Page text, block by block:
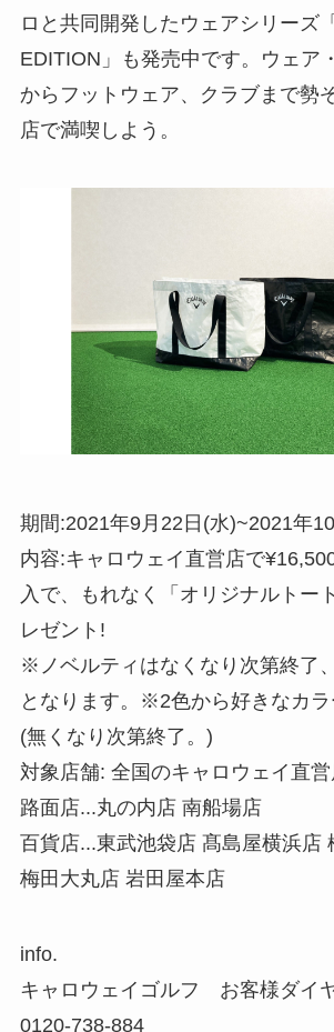
ロと共同開発したウェアシリーズ
EDITION」も発売中です。ウェア
からフットウェア、クラブまで勢
店で満喫しよう。
期間:2021年9月22日(水)~2021年
内容:キャロウェイ直営店で
入で、もれなく「オリジナルトー
レゼント!
※ノベルティはなくなり次第終了
となります。※2色から好きなカラ
(無くなり次第終了。)
対象店舗: 全国のキャロウェイ直
路面店...丸の内店 南船場店
百貨店...東武池袋店 髙島屋横浜店
梅田大丸店 岩田屋本店
info.
キャロウェイゴルフ お客様ダイ
0120-738-884